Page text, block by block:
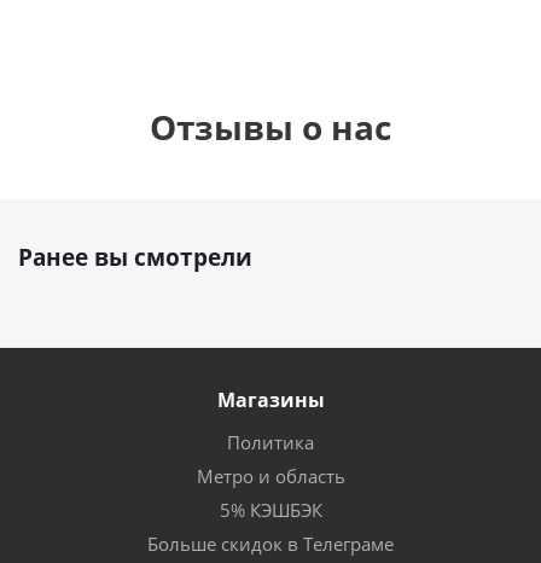
Отзывы о нас
Ранее вы смотрели
Магазины
Политика
Метро и область
5% КЭШБЭК
Больше скидок в Телеграме